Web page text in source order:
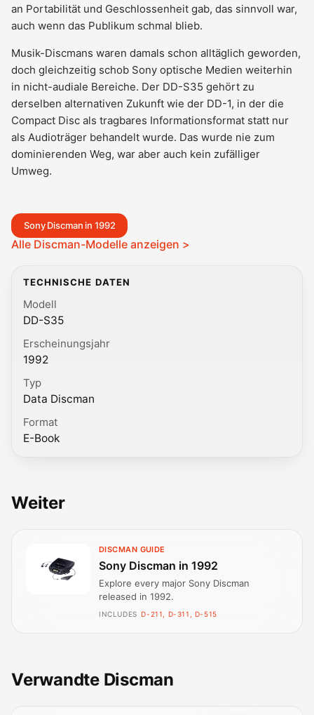
an Portabilität und Geschlossenheit gab, das sinnvoll war,
auch wenn das Publikum schmal blieb.
Musik-Discmans waren damals schon alltäglich geworden,
doch gleichzeitig schob Sony optische Medien weiterhin
in nicht-audiale Bereiche. Der DD-S35 gehört zu
derselben alternativen Zukunft wie der DD-1, in der die
Compact Disc als tragbares Informationsformat statt nur
als Audioträger behandelt wurde. Das wurde nie zum
dominierenden Weg, war aber auch kein zufälliger
Umweg.
Sony Discman in 1992
Alle Discman-Modelle anzeigen >
TECHNISCHE DATEN
Modell
DD-S35
Erscheinungsjahr
1992
Typ
Data Discman
Format
E-Book
Weiter
DISCMAN GUIDE
Sony Discman in 1992
Explore every major Sony Discman
released in 1992.
INCLUDES D-211, D-311, D-515
Verwandte Discman